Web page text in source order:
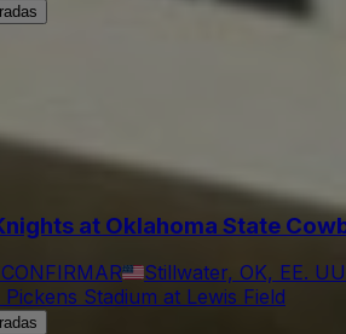
at Oklahoma State
Stillwater, OK, EE.
Stadium at Lewis Field